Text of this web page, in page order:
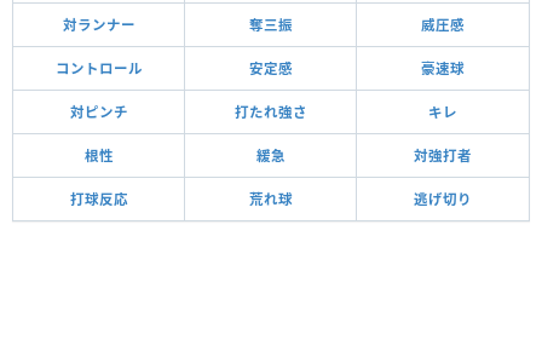
対ランナー 奪三振 威圧感
コントロール 安定感 豪速球
対ピンチ 打たれ強さ キレ
根性 緩急 対強打者
打球反応 荒れ球 逃げ切り